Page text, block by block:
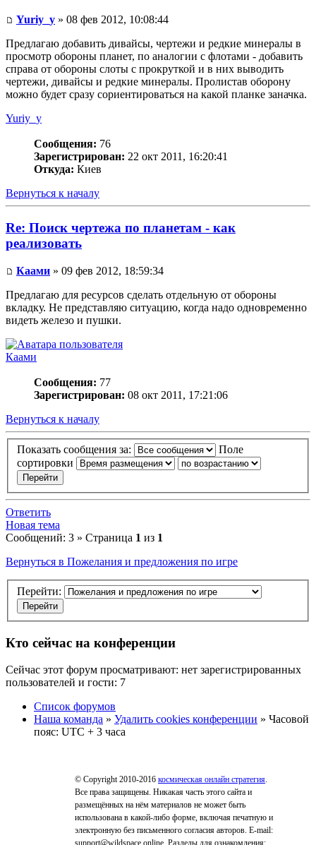
Yuriy_y » 08 фев 2012, 10:08:44
Предлагаю добавить дивайсы, чертежи и редкие минералы в
просмотр обороны планет, по аналогии с флотами - добавить
справа от обороны слоты с прокруткой и в них выводить
чертежи, дивайсы и редкие минералы. Пролистав оборону
можно будет сразу сориентироваться на какой планке заначка.
Yuriy_y
Сообщения: 76
Зарегистрирован: 22 окт 2011, 16:20:41
Откуда: Киев
Вернуться к началу
Re: Поиск чертежа по планетам - как
реализовать
Каами » 09 фев 2012, 18:59:34
Предлагаю для ресурсов сделать отдельную от обороны
вкладку. Не представляю ситуацию, когда надо одновременно
видеть железо и пушки.
Каами
Сообщения: 77
Зарегистрирован: 08 окт 2011, 17:21:06
Вернуться к началу
Показать сообщения за:
Поле
сортировки
Ответить
Новая тема
Сообщений: 3 » Страница 1 из 1
Вернуться в Пожелания и предложения по игре
Перейти:
Кто сейчас на конференции
Сейчас этот форум просматривают: нет зарегистрированных
пользователей и гости: 7
Список форумов
Наша команда » Удалить cookies конференции » Часовой
пояс: UTC + 3 часа
© Copyright 2010-2016 космическая онлайн стратегия.
Все права защищены. Никакая часть этого сайта и
размещённых на нём материалов не может быть
использована в какой-либо форме, включая печатную и
электронную без письменного согласия авторов. E-mail: